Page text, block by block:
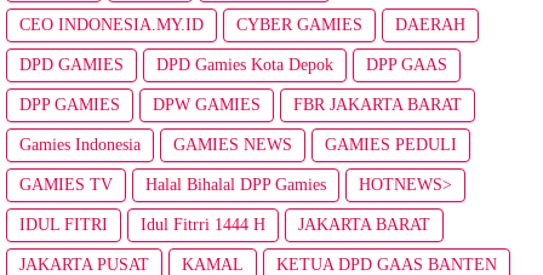
CEO INDONESIA.MY.ID CYBER GAMIES DAERAH
DPD GAMIES DPD Gamies Kota Depok DPP GAAS
DPP GAMIES DPW GAMIES FBR JAKARTA BARAT
Gamies Indonesia GAMIES NEWS GAMIES PEDULI
GAMIES TV Halal Bihalal DPP Gamies HOTNEWS>
IDUL FITRI Idul Fitrri 1444 H JAKARTA BARAT
JAKARTA PUSAT KAMAL KETUA DPD GAAS BANTEN